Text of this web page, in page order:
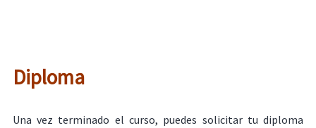
Diploma
Una vez terminado el curso, puedes solicitar tu diploma